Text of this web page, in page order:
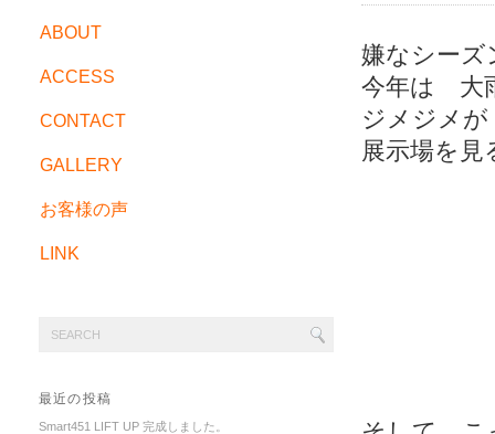
ABOUT
ACCESS
CONTACT
GALLERY
お客様の声
LINK
最近の投稿
Smart451 LIFT UP 完成しました。
嫌なシー
今年は 大
ジメジメ
展示場を見